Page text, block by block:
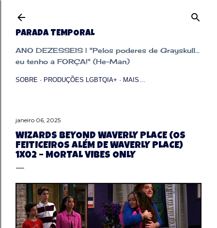
PARADA TEMPORAL
ANO DEZESSEIS | "Pelos poderes de Grayskull...
eu tenho a FORÇA!" (He-Man)
SOBRE PRODUÇÕES LGBTQIA+ MAIS…
janeiro 06, 2025
WIZARDS BEYOND WAVERLY PLACE (OS
FEITICEIROS ALÉM DE WAVERLY PLACE)
1X02 – MORTAL VIBES ONLY